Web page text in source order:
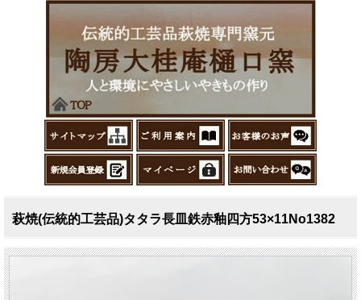
萩焼(伝統的工芸品)タタラ長皿鉄赤釉四方53×11No1382